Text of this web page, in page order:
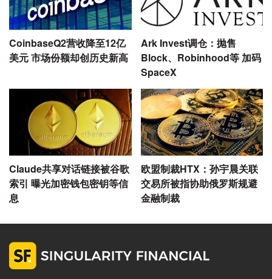
CoinbaseQ2营收降至12亿
美元 市场份额却创历史新高
Ark Invest调仓：抛售
Block、Robinhood等 加码
SpaceX
Claude共享对话链接被谷歌
索引 曝光加密钱包密钥等信
息
欧盟制裁HTX：孙宇晨关联
交易所被指协助俄罗斯规避
金融制裁